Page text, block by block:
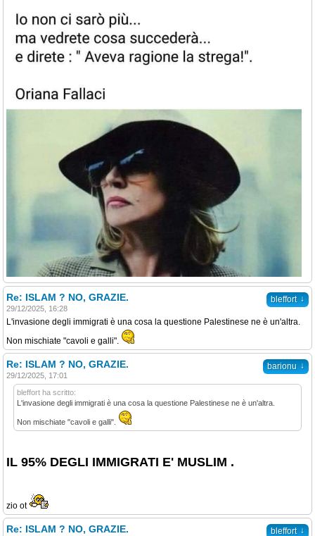
bleffort ↓
Re: ISLAM ? NO, GRAZIE.
29/12/2025, 16:28
L'invasione degli immigrati è una cosa la questione Palestinese ne è un'altra.
Non mischiate "cavoli e galli".
barionu ↓
Re: ISLAM ? NO, GRAZIE.
29/12/2025, 17:01
bleffort ha scritto:
L'invasione degli immigrati è una cosa la questione Palestinese ne è un'altra.
Non mischiate "cavoli e galli".
IL 95% DEGLI IMMIGRATI E' MUSLIM .
zio ot
bleffort ↓
Re: ISLAM ? NO, GRAZIE.